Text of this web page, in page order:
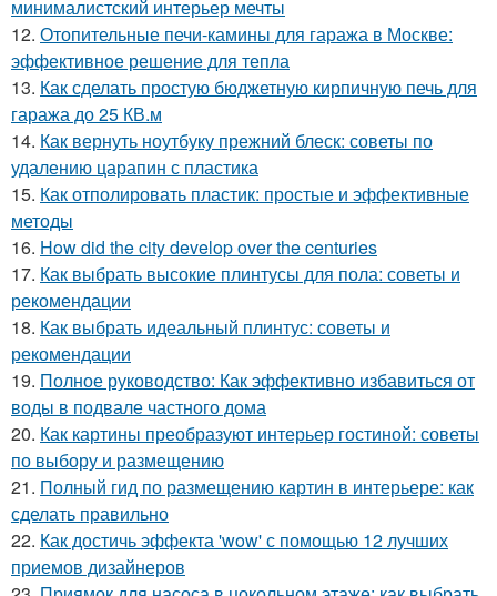
минималистский интерьер мечты
12. Отопительные печи-камины для гаража в Москве:
эффективное решение для тепла
13. Как сделать простую бюджетную кирпичную печь для
гаража до 25 КВ.м
14. Как вернуть ноутбуку прежний блеск: советы по
удалению царапин с пластика
15. Как отполировать пластик: простые и эффективные
методы
16. How did the city develop over the centuries
17. Как выбрать высокие плинтусы для пола: советы и
рекомендации
18. Как выбрать идеальный плинтус: советы и
рекомендации
19. Полное руководство: Как эффективно избавиться от
воды в подвале частного дома
20. Как картины преобразуют интерьер гостиной: советы
по выбору и размещению
21. Полный гид по размещению картин в интерьере: как
сделать правильно
22. Как достичь эффекта 'wow' с помощью 12 лучших
приемов дизайнеров